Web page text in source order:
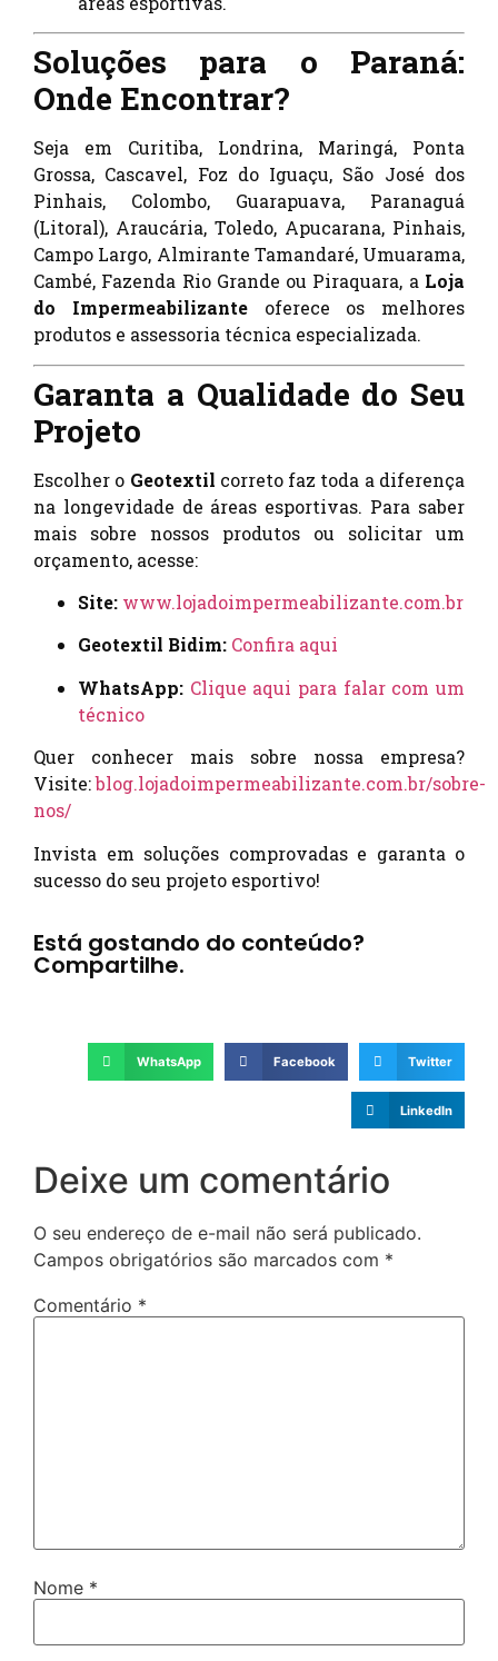
Soluções para o Paraná:
Onde Encontrar?
Seja em Curitiba, Londrina, Maringá, Ponta
Grossa, Cascavel, Foz do Iguaçu, São José dos
Pinhais, Colombo, Guarapuava, Paranaguá
(Litoral), Araucária, Toledo, Apucarana, Pinhais,
Campo Largo, Almirante Tamandaré, Umuarama,
Cambé, Fazenda Rio Grande ou Piraquara, a Loja
do Impermeabilizanteoferece os melhores
produtos e assessoria técnica especializada.
Garanta a Qualidade do Seu
Projeto
Escolher o Geotextil correto faz toda a diferença
na longevidade de áreas esportivas. Para saber
mais sobre nossos produtos ou solicitar um
orçamento, acesse:
Site: www.lojadoimpermeabilizante.com.br
Geotextil Bidim: Confira aqui
WhatsApp: Clique aqui para falar com um
técnico
Quer conhecer mais sobre nossa empresa?
Visite:blog.lojadoimpermeabilizante.com.br/sobre-
nos/
Invista em soluções comprovadas e garanta o
sucesso do seu projeto esportivo!
Está gostando do conteúdo?
Compartilhe.
WhatsApp Facebook Twitter
LinkedIn
Deixe um comentário
O seu endereço de e-mail não será publicado.
Campos obrigatórios são marcados com *
Comentário *
Nome *